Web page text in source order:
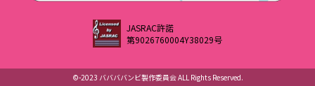
JASRAC許諾
第9026760004Y38029号
©︎-2023 ババババンビ製作委員会 ALL Rights Reserved.